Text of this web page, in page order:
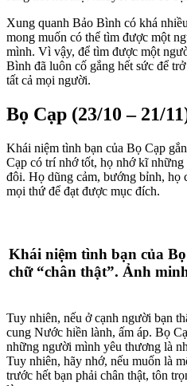
Xung quanh Bảo Bình có khá
mong muốn có thể tìm được một
mình. Vì vậy, để tìm được một
Bình đã luôn cố gắng hết sức để
tất cả mọi người.
Bọ Cạp (23/10 – 21/
Khái niệm tình bạn của Bọ Cạp
Cạp có trí nhớ tốt, họ nhớ kĩ
đôi. Họ dũng cảm, bướng bỉnh, họ
mọi thứ để đạt được mục đích.
Khái niệm tình bạn của
chữ “chân thật”. Ảnh
Tuy nhiên, nếu ở cạnh người bạn
cung Nước hiền lành, ấm áp. Bọ
những người mình yêu thương là
Tuy nhiên, hãy nhớ, nếu muốn là
trước hết bạn phải chân thật, tôn